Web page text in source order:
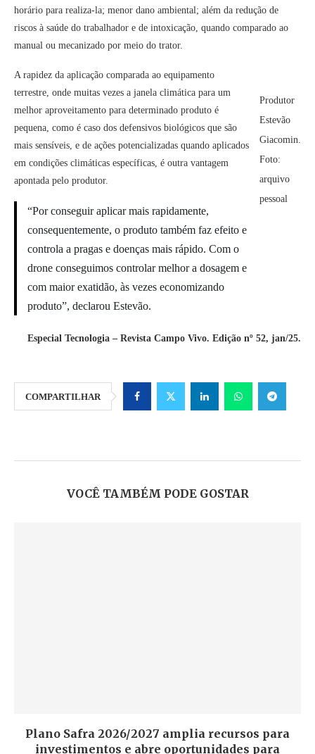
horário para realiza-la; menor dano ambiental; além da redução de
riscos à saúde do trabalhador e de intoxicação, quando comparado ao
manual ou mecanizado por meio do trator.
Produtor
Estevão
Giacomin.
Foto:
arquivo
pessoal
A rapidez da aplicação comparada ao equipamento
terrestre, onde muitas vezes a janela climática para um
melhor aproveitamento para determinado produto é
pequena, como é caso dos defensivos biológicos que são
mais sensíveis, e de ações potencializadas quando aplicados
em condições climáticas específicas, é outra vantagem
apontada pelo produtor.
“Por conseguir aplicar mais rapidamente,
consequentemente, o produto também faz efeito e
controla a pragas e doenças mais rápido. Com o
drone conseguimos controlar melhor a dosagem e
com maior exatidão, às vezes economizando
produto”, declarou Estevão.
Especial Tecnologia – Revista Campo Vivo. Edição nº 52, jan/25.
COMPARTILHAR
VOCÊ TAMBÉM PODE GOSTAR
Plano Safra 2026/2027 amplia recursos para
investimentos e abre oportunidades para